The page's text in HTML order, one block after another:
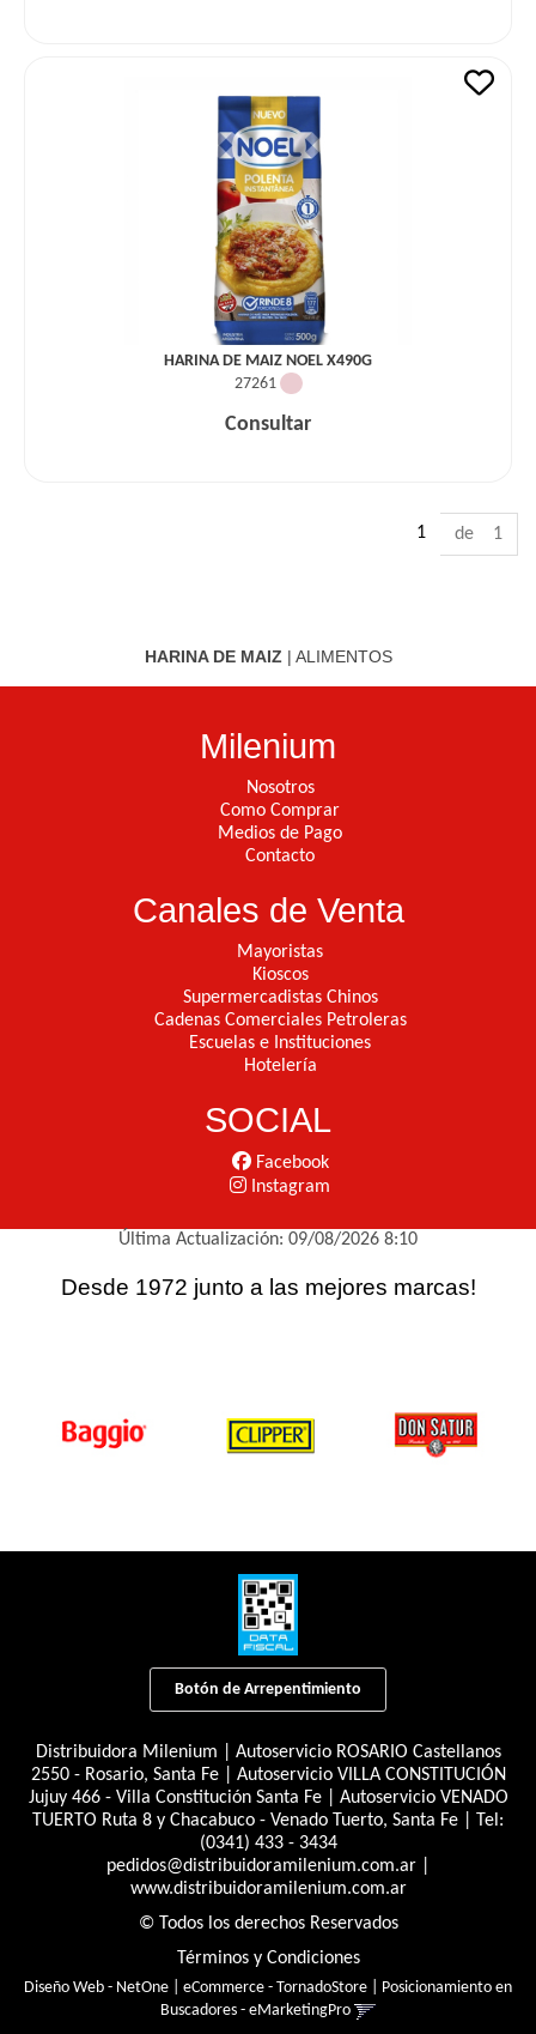
HARINA DE MAIZ NOEL X490G
27261
Consultar
1 de 1
HARINA DE MAIZ | ALIMENTOS
Milenium
Nosotros
Como Comprar
Medios de Pago
Contacto
Canales de Venta
Mayoristas
Kioscos
Supermercadistas Chinos
Cadenas Comerciales Petroleras
Escuelas e Instituciones
Hotelería
SOCIAL
Facebook
Instagram
Última Actualización: 09/08/2026 8:10
Desde 1972 junto a las mejores marcas!
Botón de Arrepentimiento
Distribuidora Milenium | Autoservicio ROSARIO Castellanos
2550 - Rosario, Santa Fe | Autoservicio VILLA CONSTITUCIÓN
Jujuy 466 - Villa Constitución Santa Fe | Autoservicio VENADO
TUERTO Ruta 8 y Chacabuco - Venado Tuerto, Santa Fe | Tel:
(0341) 433 - 3434
pedidos@distribuidoramilenium.com.ar
www.distribuidoramilenium.com.ar
© Todos los derechos Reservados
Términos y Condiciones
Diseño Web - NetOne eCommerce - TornadoStore
Posicionamiento en
Buscadores - eMarketingPro